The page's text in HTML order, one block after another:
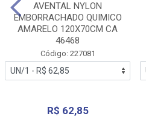
AVENTAL NYLON
EMBORRACHADO QUIMICO
AMARELO 120X70CM CA
46468
Código: 227081
R$ 62,85